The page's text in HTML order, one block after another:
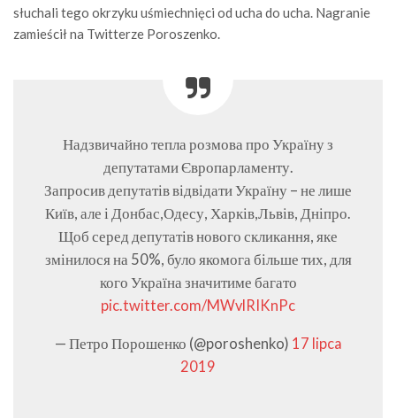
słuchali tego okrzyku uśmiechnięci od ucha do ucha. Nagranie
zamieścił na Twitterze Poroszenko.
Надзвичайно тепла розмова про Україну з
депутатами Європарламенту.
Запросив депутатів відвідати Україну – не лише
Київ, але і Донбас,Одесу, Харків,Львів, Дніпро.
Щоб серед депутатів нового скликання, яке
змінилося на 50%, було якомога більше тих, для
кого Україна значитиме багато
pic.twitter.com/MWvlRIKnPc
— Петро Порошенко (@poroshenko) 17 lipca
2019